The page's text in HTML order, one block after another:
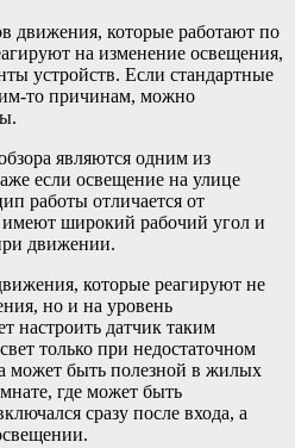
движения, которые работают по
на изменение освещения,
устройств. Если стандартные
то причинам, можно
являются одним из
если освещение на улице
работы отличается от
широкий рабочий угол и
движении.
которые реагируют не
но и на уровень
настроить датчик таким
только при недостаточном
может быть полезной в жилых
где может быть
сразу после входа, а